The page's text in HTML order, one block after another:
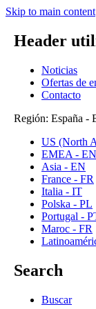
Skip to main content
Header
Noticias
Ofertas de
Contacto
Región: España -
US (North
EMEA - EN
Asia - EN
France - FR
Italia - IT
Polska - PL
Portugal -
Maroc - FR
Search
Buscar